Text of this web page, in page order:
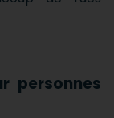
personnes